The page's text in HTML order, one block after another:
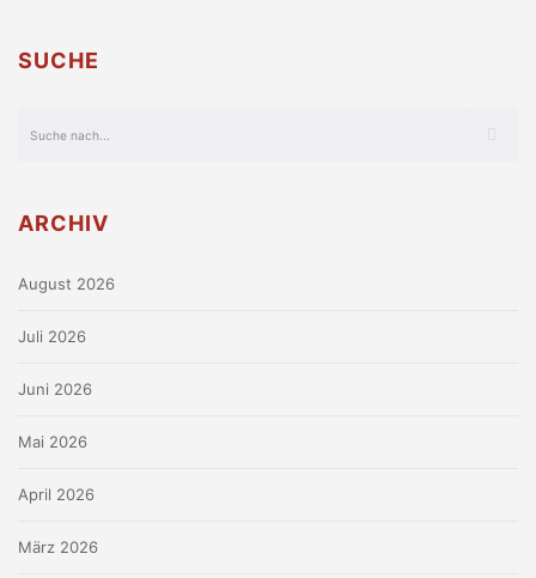
SUCHE
ARCHIV
August 2026
Juli 2026
Juni 2026
Mai 2026
April 2026
März 2026